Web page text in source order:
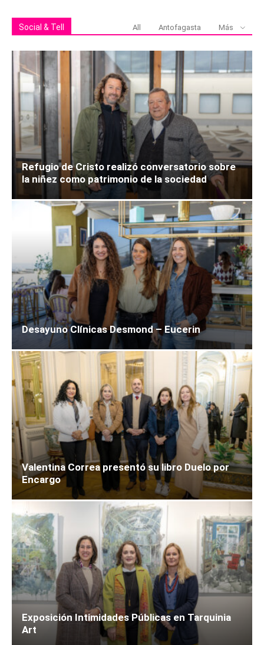
Social & Tell All Antofagasta Más
Refugio de Cristo realizó conversatorio sobre
la niñez como patrimonio de la sociedad
Desayuno Clínicas Desmond – Eucerin
Valentina Correa presentó su libro Duelo por
Encargo
Exposición Intimidades Públicas en Tarquinia
Art